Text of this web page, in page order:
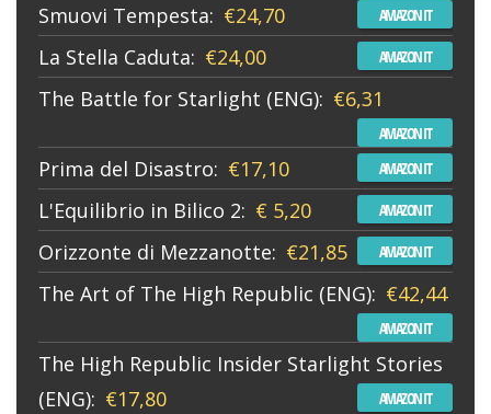
Smuovi Tempesta: €24,70 AMAZON IT
La Stella Caduta: €24,00 AMAZON IT
The Battle for Starlight (ENG): €6,31
AMAZON IT
Prima del Disastro: €17,10 AMAZON IT
L'Equilibrio in Bilico 2: € 5,20 AMAZON IT
Orizzonte di Mezzanotte: €21,85 AMAZON IT
The Art of The High Republic (ENG): €42,44
AMAZON IT
The High Republic Insider Starlight Stories
(ENG): €17,80 AMAZON IT